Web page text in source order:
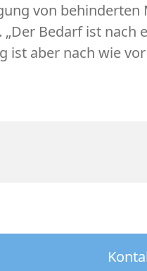
von behinderten
Bedarf ist nach
ist aber nach wie